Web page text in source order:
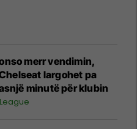
merr vendimin,
largohet pa
minutë për klubin